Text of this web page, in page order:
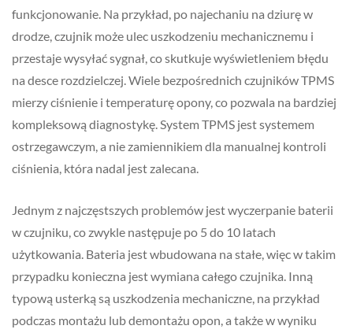
funkcjonowanie. Na przykład, po najechaniu na dziurę w
drodze, czujnik może ulec uszkodzeniu mechanicznemu i
przestaje wysyłać sygnał, co skutkuje wyświetleniem błędu
na desce rozdzielczej. Wiele bezpośrednich czujników TPMS
mierzy ciśnienie i temperaturę opony, co pozwala na bardziej
kompleksową diagnostykę. System TPMS jest systemem
ostrzegawczym, a nie zamiennikiem dla manualnej kontroli
ciśnienia, która nadal jest zalecana.
Jednym z najczęstszych problemów jest wyczerpanie baterii
w czujniku, co zwykle następuje po 5 do 10 latach
użytkowania. Bateria jest wbudowana na stałe, więc w takim
przypadku konieczna jest wymiana całego czujnika. Inną
typową usterką są uszkodzenia mechaniczne, na przykład
podczas montażu lub demontażu opon, a także w wyniku